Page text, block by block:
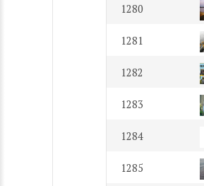
1280
1281
1282
1283
1284
1285